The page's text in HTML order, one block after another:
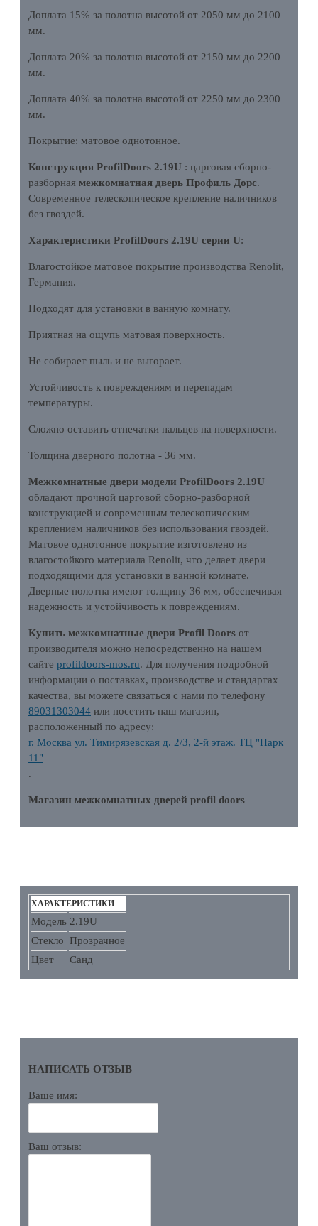
Доплата 15% за полотна высотой от 2050 мм до 2100
мм.
Доплата 20% за полотна высотой от 2150 мм до 2200
мм.
Доплата 40% за полотна высотой от 2250 мм до 2300
мм.
Покрытие: матовое однотонное.
Конструкция ProfilDoors 2.19U : царговая сборно-
разборная межкомнатная дверь Профиль Дорс.
Современное телескопическое крепление наличников
без гвоздей.
Характеристики ProfilDoors 2.19U серии U:
Влагостойкое матовое покрытие производства Renolit,
Германия.
Подходят для установки в ванную комнату.
Приятная на ощупь матовая поверхность.
Не собирает пыль и не выгорает.
Устойчивость к повреждениям и перепадам
температуры.
Сложно оставить отпечатки пальцев на поверхности.
Толщина дверного полотна - 36 мм.
Межкомнатные двери модели ProfilDoors 2.19U
обладают прочной царговой сборно-разборной
конструкцией и современным телескопическим
креплением наличников без использования гвоздей.
Матовое однотонное покрытие изготовлено из
влагостойкого материала Renolit, что делает двери
подходящими для установки в ванной комнате.
Дверные полотна имеют толщину 36 мм, обеспечивая
надежность и устойчивость к повреждениям.
Купить межкомнатные двери Profil Doors от
производителя можно непосредственно на нашем
сайте profildoors-mos.ru. Для получения подробной
информации о поставках, производстве и стандартах
качества, вы можете связаться с нами по телефону
89031303044 или посетить наш магазин,
расположенный по адресу:
г. Москва ул. Тимирязевская д. 2/3, 2-й этаж. ТЦ "Парк
11"
.
Магазин межкомнатных дверей profil doors
ХАРАКТЕРИСТИКИ
Модель 2.19U
Стекло
Прозрачное
Цвет
Санд
НАПИСАТЬ ОТЗЫВ
Ваше имя:
Ваш отзыв: